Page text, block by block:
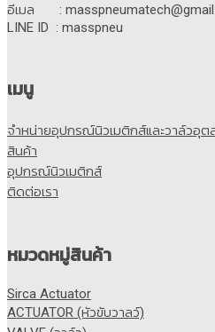
อีเมล :
LINE ID : masspneu
เมนู
จำหน่ายอุปกรณ์นิวเมติกส์และวาล์วอุต
สินค้า
อุปกรณ์นิวเมติกส์
ติดต่อเรา
หมวดหมู่สินค้า
Sirca Actuator
ACTUATOR (หัวขับวาลว์)